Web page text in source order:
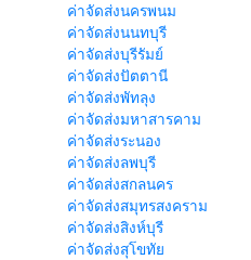
ค่าจัดส่งนครพนม
ค่าจัดส่งนนทบุรี
ค่าจัดส่งบุรีรัมย์
ค่าจัดส่งปัตตานี
ค่าจัดส่งพัทลุง
ค่าจัดส่งมหาสารคาม
ค่าจัดส่งระนอง
ค่าจัดส่งลพบุรี
ค่าจัดส่งสกลนคร
ค่าจัดส่งสมุทรสงคราม
ค่าจัดส่งสิงห์บุรี
ค่าจัดส่งสุโขทัย